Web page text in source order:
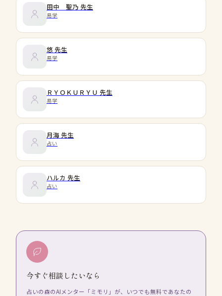
田中 聖乃 先生
易学
悠 先生
易学
ＲＹＯＫＵＲＹＵ 先生
易学
月海 先生
占い
ハルカ 先生
占い
今すぐ相談したいなら
占いの森のAIメンター「ミモリ」が、いつでも無料であなたの